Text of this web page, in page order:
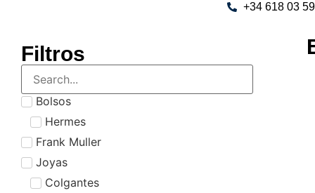
+34 618 03
Filtros
Bolsos
Hermes
Frank Muller
Joyas
Colgantes